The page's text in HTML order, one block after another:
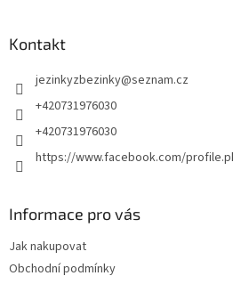
Kontakt
jezinkyzbezinky@seznam.cz
+420731976030
+420731976030
https://www.facebook.com/
Informace pro vás
Jak nakupovat
Obchodní podmínky